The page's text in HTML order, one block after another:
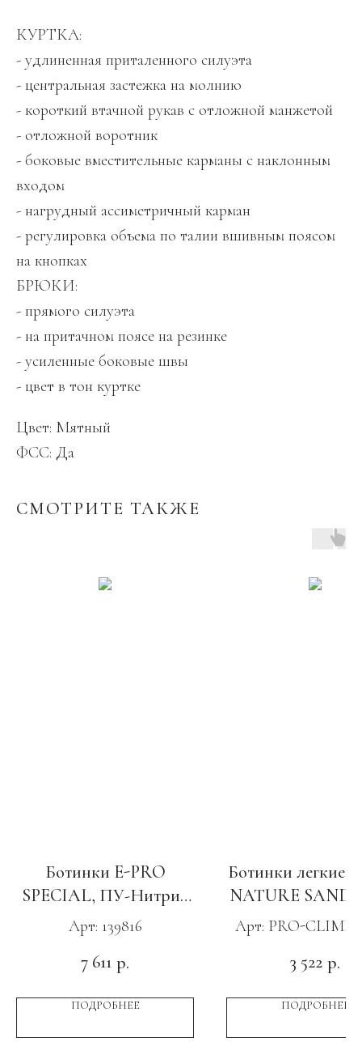
КУРТКА:
- удлиненная приталенного силуэта
- центральная застежка на молнию
- короткий втачной рукав с отложной манжетой
- отложной воротник
- боковые вместительные карманы с наклонным
входом
- нагрудный ассиметричный карман
- регулировка объема по талии вшивным поясом
на кнопках
БРЮКИ:
- прямого силуэта
- на притачном поясе на резинке
- усиленные боковые швы
- цвет в тон куртке
Цвет: Мятный
ФСС: Да
СМОТРИТЕ ТАКЖЕ
Ботинки E-PRO
SPECIAL, ПУ-Нитрил
с КС зеленые
Арт: 139816
7 611 р.
ПОДРОБНЕЕ
Ботинки легкие
NATURE SAND
Арт: PRO-
3 522 р.
ПОДРОБНЕЕ